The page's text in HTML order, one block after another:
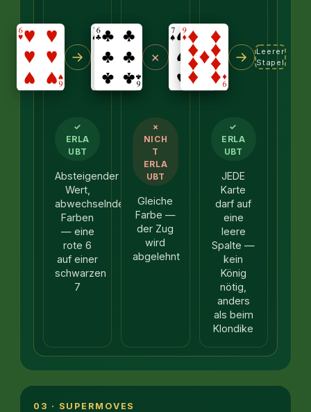
→
✓
ERLA
UBT
Absteigender
Wert,
abwechselnde
Farben
— eine
rote 6
auf einer
schwarzen
7
×
×
NICH
T
ERLA
UBT
Gleiche
Farbe —
der Zug
wird
abgelehnt
→
Leerer
Stapel
✓
ERLA
UBT
JEDE
Karte
darf auf
eine
leere
Spalte —
kein
König
nötig,
anders
als beim
Klondike
03 · SUPERMOVES